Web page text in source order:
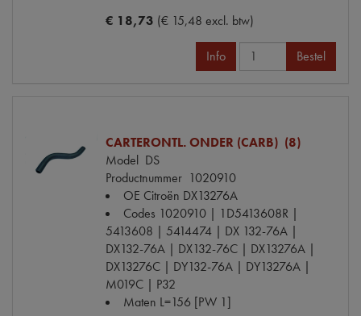
€ 18,73 (€ 15,48 excl. btw)
Info Bestel
CARTERONTL. ONDER (CARB) (8)
Model DS
Productnummer 1020910
OE Citroën DX13276A
Codes 1020910 | 1D5413608R |
5413608 | 5414474 | DX 132-76A |
DX132-76A | DX132-76C | DX13276A |
DX13276C | DY132-76A | DY13276A |
M019C | P32
Maten L=156 [PW 1]